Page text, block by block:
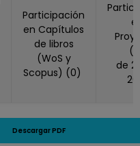
Participación
en Capítulos
de libros
(WoS y
Scopus) (0)
de 2018 a
Descargar PDF